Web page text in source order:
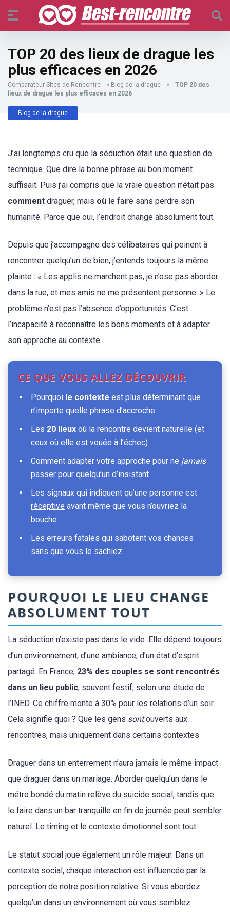
TOP 20 des lieux de drague les
plus efficaces en 2026
Comparateur Sites de Rencontre » Blog de la drague »
TOP 20 des
lieux de drague les plus efficaces en 2026
Blog de la drague
J’ai longtemps cru que la séduction était une question de
technique. Que dire la bonne phrase au bon moment
suffisait. Puis j’ai compris que la vraie question n’était pas
comment draguer, mais où le faire sans perdre son
humanité. Parce que oui, l’endroit change absolument tout.
Depuis que j’accompagne des célibataires qui peinent à
rencontrer quelqu’un de bien, j’entends toujours la même
plainte : « Les applis ne marchent pas, je n’ose pas aborder
dans la rue, et mes amis ne me présentent personne. » Le
problème n’est pas l’absence d’opportunités. C’est
l’incapacité à reconnaître les bons moments et à adapter
son approche au contexte.
CE QUE VOUS ALLEZ DÉCOUVRIR
Pourquoi le contexte est plus déterminant que
n’importe quelle phrase d’accroche
Les 20 lieux où la rencontre devient naturelle (et
ceux où elle est vouée à l’échec)
Comment adapter votre approche pour ne jamais
passer pour quelqu’un d’insistant
Les signaux qui indiquent qu’une personne est
réceptive avant même que vous n’ouvriez la
bouche
Les erreurs fatales qui sabotent vos chances
sans que vous le sachiez
POURQUOI LE LIEU CHANGE
ABSOLUMENT TOUT
La séduction n’existe pas dans le vide. Elle dépend toujours
d’un environnement, d’une ambiance, d’un état d’esprit
partagé. En France, 23% des couples se sont rencontrés
dans un lieu public, souvent festif, selon une étude de
l’INED. Ce chiffre monte à 30% pour les relations d’un soir.
Cela signifie quoi ? Que les gens sontouverts aux
rencontres, mais uniquement dans certains contextes.
Draguer dans un enterrement n’aura jamais le même impact
que draguer dans un mariage. Aborder quelqu’un dans le
métro bondé du matin relève du suicide social, tandis que
le faire dans un bar tranquille en fin de journée peut sembler
naturel. Le timing et le contexte émotionnel sont tout.
Le statut social joue également un rôle majeur. Dans un
contexte social, chaque interaction est influencée par la
perception de notre position relative. Si vous abordez
quelqu’un dans un environnement où vous semblez